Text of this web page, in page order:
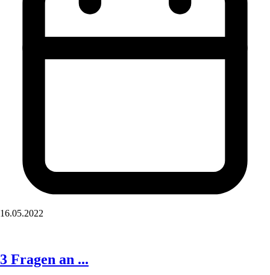
16.05.2022
3 Fragen an ...